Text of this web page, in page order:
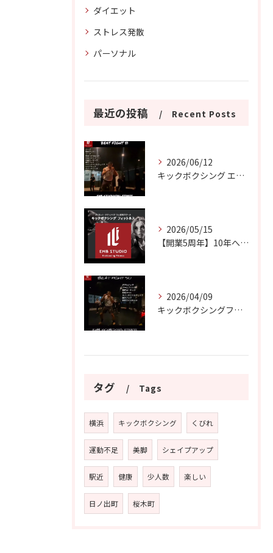
ダイエット
ストレス発散
パーソナル
最近の投稿 Recent Posts
2026/06/12
キックボクシング エクササイズ
2026/05/15
【開業5周年】10年へのエントランス
2026/04/09
キックボクシングフィットネスEMB横浜日ノ出町
タグ Tags
横浜 キックボクシング くびれ
運動不足 美脚 シェイプアップ
駅近 健康 少人数 楽しい
日ノ出町 桜木町